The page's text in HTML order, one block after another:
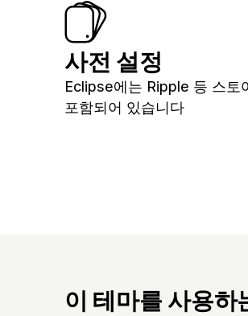
사전 설정
Eclipse에는 Ripple 등 스토
포함되어 있습니다
이 테마를 사용하